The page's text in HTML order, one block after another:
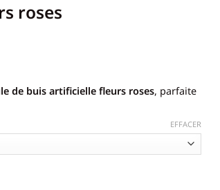
roses
EFFACER
de buis artificielle fleurs roses, parfaite